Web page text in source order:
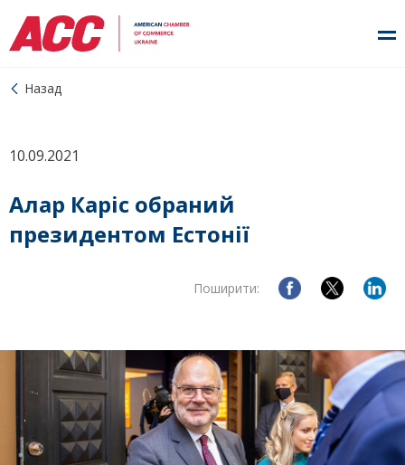
Назад
10.09.2021
Алар Каріс обраний
президентом Естонії
Поширити: